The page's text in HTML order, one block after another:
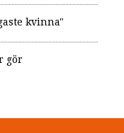
kvinna"
gör